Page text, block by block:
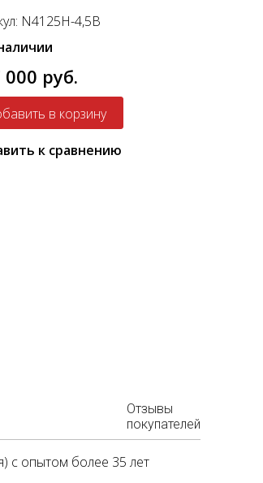
N4125H-4,5B
000 руб.
к сравнению
Отзывы
покупателей
с опытом более 35 лет